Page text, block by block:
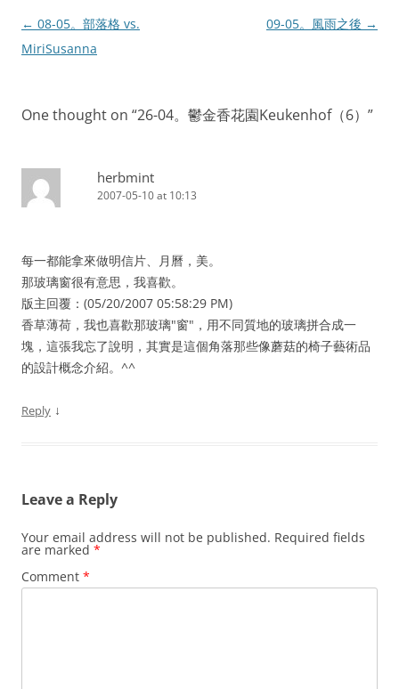
Post
navigation
← 08-05。部落格 vs.
MiriSusanna
09-05。風雨之後 →
One thought on “26-04。鬱金香花園Keukenhof（6） ”
herbmint
2007-05-10 at 10:13
每一都能拿來做明信片、月曆，美。
那玻璃窗很有意思，我喜歡。
版主回覆：(05/20/2007 05:58:29 PM)
香草薄荷，我也喜歡那玻璃"窗"，用不同質地的玻璃拼合成一
塊，這張我忘了說明，其實是這個角落那些像蘑菇的椅子藝術品
的設計概念介紹。^^
Reply ↓
Leave a Reply
Your email address will not be published. Required fields
are marked *
Comment *